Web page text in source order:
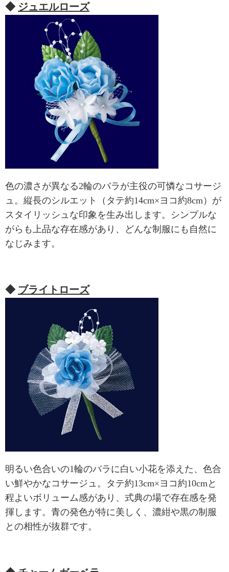
◆ ジュエルローズ
色の濃さが異なる2輪のバラが主役の可憐なコサージ
ュ。縦長のシルエット（タテ約14cm×ヨコ約8cm）が
スタイリッシュな印象を生み出します。シンプルな
がらも上品な存在感があり、どんな制服にも自然に
なじみます。
◆ ブライトローズ
明るい色合いの1輪のバラに白い小花を添えた、色合
い鮮やかなコサージュ。タテ約13cm×ヨコ約10cmと
程よいボリューム感があり、式典の場で存在感を発
揮します。青の発色が特に美しく、濃紺や黒の制服
との相性が抜群です。